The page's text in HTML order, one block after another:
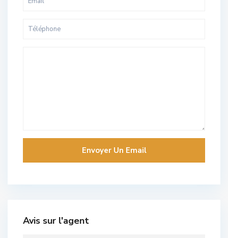
Avis sur l'agent